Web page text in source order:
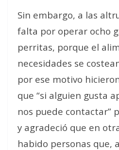
Sin embargo, a las
falta por operar ocho
perritas, porque el
necesidades se
por ese motivo
que “si alguien gusta
nos puede contactar”
y agradeció que en
habido personas que,